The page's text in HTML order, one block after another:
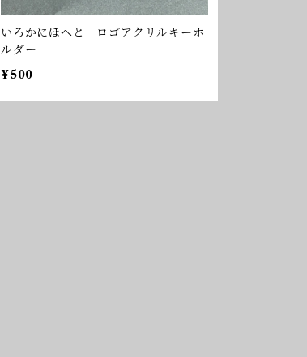
いろかにほへと ロゴアクリルキーホ
ルダー
¥500